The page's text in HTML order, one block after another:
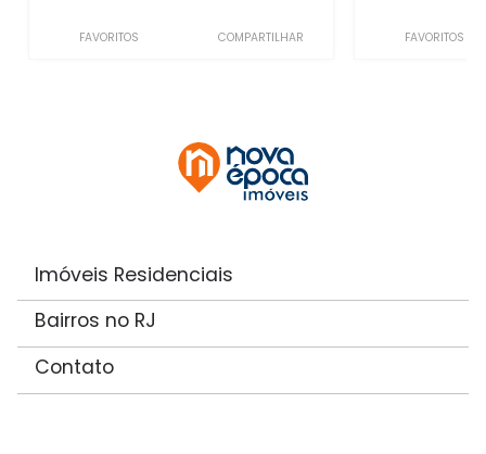
FAVORITOS COMPARTILHAR FAVORITOS
Imóveis Residenciais
Bairros no RJ
Contato